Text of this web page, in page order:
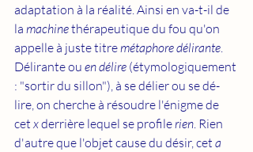
adaptation à la réalité. Ainsi en va-t-il de
la machine thérapeutique du fou qu'on
appelle à juste titre métaphore délirante.
Délirante ou en délire (étymologiquement
: "sortir du sillon"), à se délier ou se dé-
lire, on cherche à résoudre l'énigme de
cet x derrière lequel se profile rien. Rien
d'autre que l'objet cause du désir, cet a